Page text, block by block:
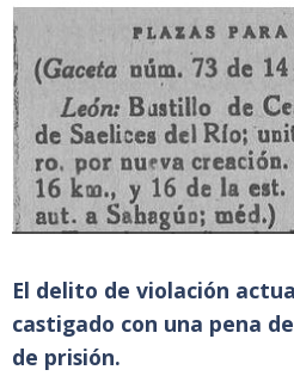
El delito de violación
castigado con una pena
de prisión.